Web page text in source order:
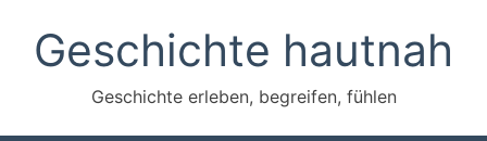
Inhalt
springenGeschichte hautnah
Geschichte erleben, begreifen, fühlen